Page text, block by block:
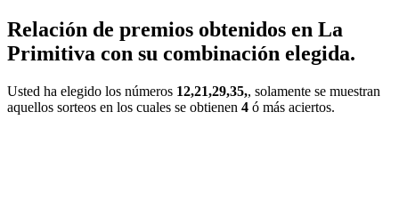
Relación de premios obtenidos en La
Primitiva con su combinación elegida.
Usted ha elegido los números 12,21,29,35,, solamente se muestran
aquellos sorteos en los cuales se obtienen 4 ó más aciertos.